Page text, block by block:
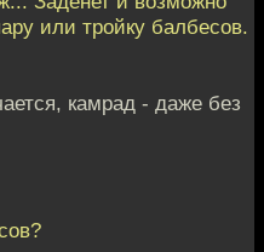
или тройку балбесов.
камрад - даже без